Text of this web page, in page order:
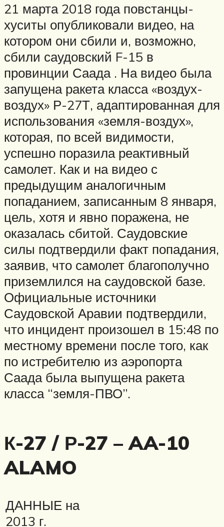
21 марта 2018 года повстанцы-
хуситы опубликовали видео, на
котором они сбили и, возможно,
сбили саудовский F-15 в
провинции Саада . На видео была
запущена ракета класса «воздух-
воздух» Р-27Т, адаптированная для
использования «земля-воздух»,
которая, по всей видимости,
успешно поразила реактивный
самолет. Как и на видео с
предыдущим аналогичным
попаданием, записанным 8 января,
цель, хотя и явно поражена, не
оказалась сбитой. Саудовские
силы подтвердили факт попадания,
заявив, что самолет благополучно
приземлился на саудовской базе.
Официальные источники
Саудовской Аравии подтвердили,
что инцидент произошел в 15:48 по
местному времени после того, как
по истребителю из аэропорта
Саада была выпущена ракета
класса “земля-ПВО”.
К-27 / Р-27 – AA-10
ALAMO
ДАННЫЕ на
2013 г.